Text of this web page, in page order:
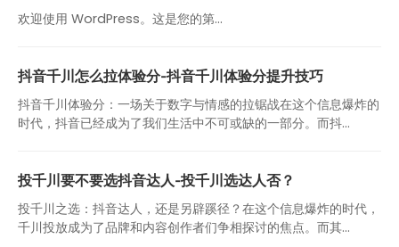
欢迎使用 WordPress。这是您的第…
抖音千川怎么拉体验分-抖音千川体验分提升技巧
抖音千川体验分：一场关于数字与情感的拉锯战在这个信息爆炸的
时代，抖音已经成为了我们生活中不可或缺的一部分。而抖...
投千川要不要选抖音达人-投千川选达人否？
投千川之选：抖音达人，还是另辟蹊径？在这个信息爆炸的时代，
千川投放成为了品牌和内容创作者们争相探讨的焦点。而其...